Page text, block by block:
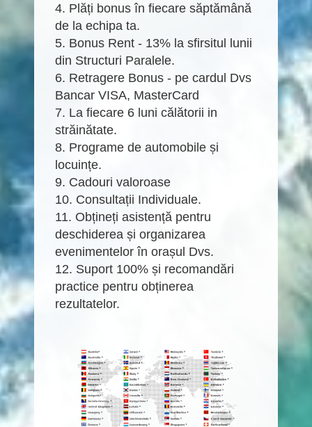
4. Plăți bonus în fiecare săptămână
de la echipa ta.
5. Bonus Rent - 13% la sfirsitul lunii
din Structuri Paralele.
6. Retragere Bonus - pe cardul Dvs
Bancar VISA, MasterCard
7. La fiecare 6 luni călătorii in
străinătate.
8. Programe de automobile și
locuințe.
9. Cadouri valoroase
10. Consultații Individuale.
11. Obțineți asistență pentru
deschiderea și organizarea
evenimentelor în orașul Dvs.
12. Suport 100% și recomandări
practice pentru obținerea
rezultatelor.